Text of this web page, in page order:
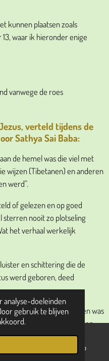
analyse-doeleinden
gebruik te blijven
kunnen plaatsen zoals
waar ik hieronder enige
vanwege de roes
verteld tijdens de
Sathya Sai Baba:
de hemel was die viel met
wijzen (Tibetanen) en anderen
werd”.
of gelezen en op goed
sterren nooit zo plotseling
het verhaal werkelijk
en schittering die de
werd geboren, deed
was ter wereld gekomen was
te overwinnen.
mensen en in de raden der
WhatsApp